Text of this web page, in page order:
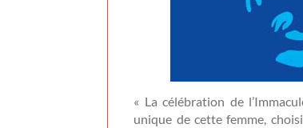
« La célébration de
unique de cette femme,